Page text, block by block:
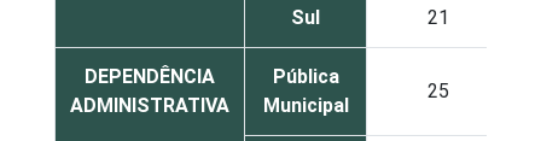
Sul 21
DEPENDÊNCIA
ADMINISTRATIVA
Pública
Municipal
25